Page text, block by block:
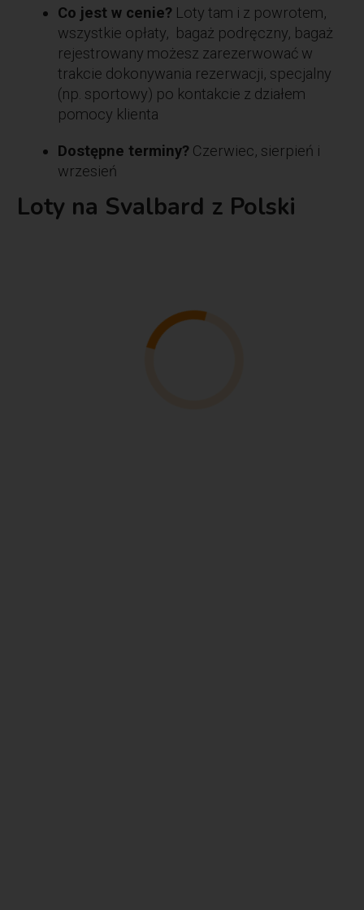
Co jest w cenie? Loty tam i z powrotem,
wszystkie opłaty, bagaż podręczny, bagaż
rejestrowany możesz zarezerwować w
trakcie dokonywania rezerwacji, specjalny
(np. sportowy) po kontakcie z działem
pomocy klienta
Dostępne terminy? Czerwiec, sierpień i
wrzesień
Loty na Svalbard z Polski